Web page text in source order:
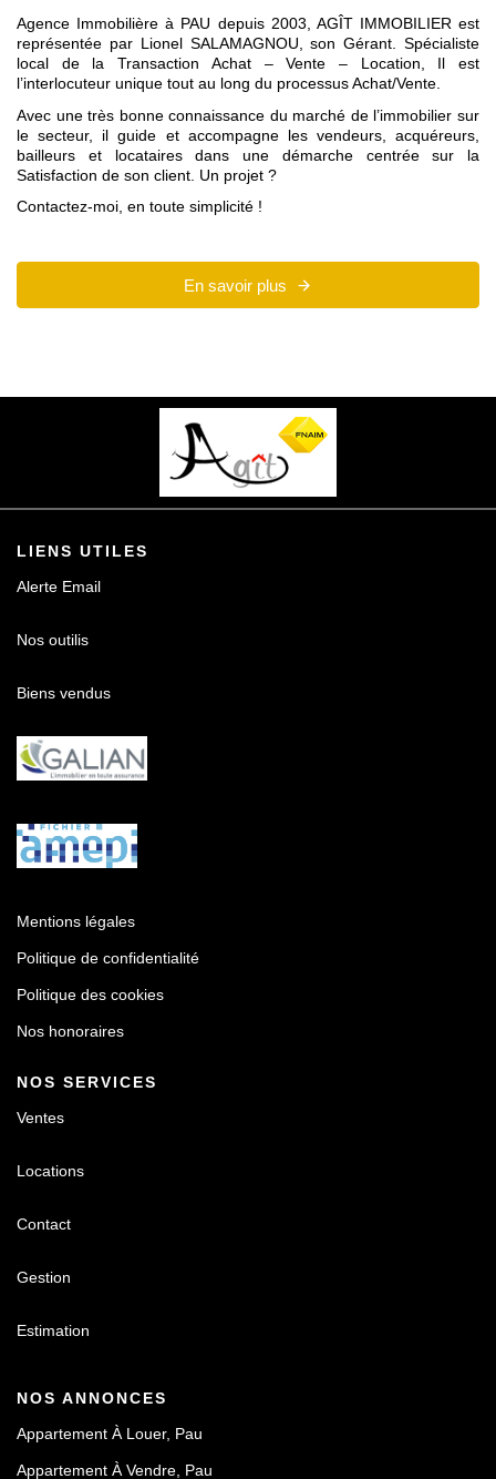
Agence Immobilière à PAU depuis 2003, AGÎT IMMOBILIER est
représentée par Lionel SALAMAGNOU, son Gérant. Spécialiste
local de la Transaction Achat – Vente – Location, Il est
l’interlocuteur unique tout au long du processus Achat/Vente.
Avec une très bonne connaissance du marché de l’immobilier sur
le secteur, il guide et accompagne les vendeurs, acquéreurs,
bailleurs et locataires dans une démarche centrée sur la
Satisfaction de son client. Un projet ?
Contactez-moi, en toute simplicité !
En savoir plus
LIENS UTILES
Alerte Email
Nos outilis
Biens vendus
Mentions légales
Politique de confidentialité
Politique des cookies
Nos honoraires
NOS SERVICES
Ventes
Locations
Contact
Gestion
Estimation
NOS ANNONCES
Appartement À Louer, Pau
Appartement À Vendre, Pau